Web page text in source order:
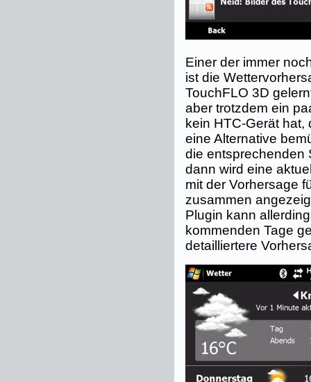
Einer der immer
ist die
TouchFLO 3D
aber trotzdem ein
kein HTC-Gerät
eine Alternative
die entsprechenden
dann wird eine
mit der Vorhersage
zusammen
Plugin kann
kommenden Tage
detailliertere